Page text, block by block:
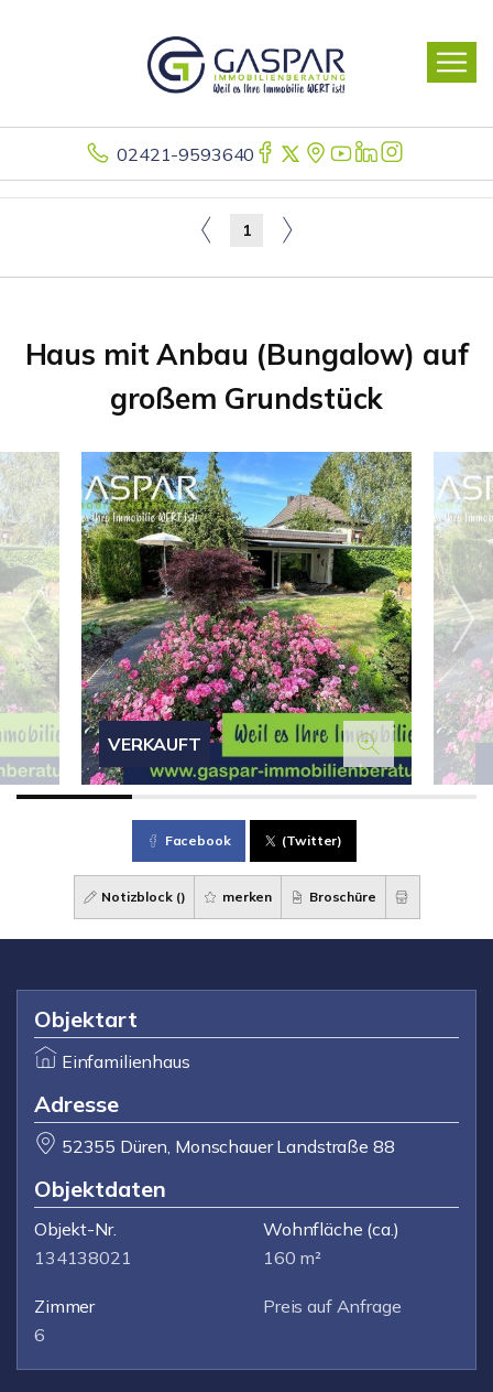
02421-9593640
1
Haus mit Anbau (Bungalow) auf
großem Grundstück
VERKAUFT
Facebook (Twitter)
Notizblock () merken Broschüre
Objektart
Einfamilienhaus
Adresse
52355 Düren, Monschauer Landstraße 88
Objektdaten
Objekt-Nr.
134138021
Wohnfläche (ca.)
160 m²
Zimmer
6
Preis auf Anfrage